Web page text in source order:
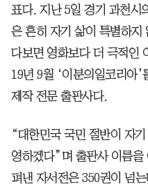
표다. 지난 5일 경기 과천시
은 흔히 자기 삶이 특별하지
다보면 영화보다 더 극적인
19년 9월 ‘이분의일코리아
제작 전문 출판사다.
“대한민국 국민 절반이 자
영하겠다”며 출판사 이름
펴낸 자서전은 350권이 넘